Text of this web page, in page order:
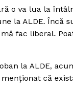
o va lua la
la ALDE. Încă
fac liberal.
la ALDE,
că